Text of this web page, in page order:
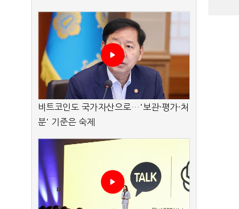
비트코인도 국가자산으로…'보관·평가·처
분' 기준은 숙제